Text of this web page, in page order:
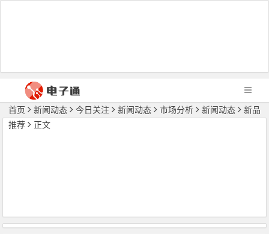
首页 新闻动态 今日关注 新闻动态 市场分析 新闻动态
新品
推荐
正文